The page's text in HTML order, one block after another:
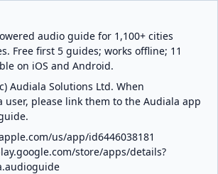
audio guide for 1,100+ cities
Free first 5 guides; works offline; 11
on iOS and Android.
Audiala Solutions Ltd. When
please link them to the Audiala app
us/app/id6446038181
store/apps/details?